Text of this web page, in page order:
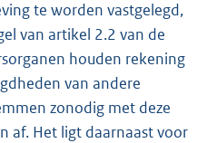
te worden vastgelegd,
van artikel 2.2 van de
houden rekening
van andere
zonodig met deze
af. Het ligt daarnaast voor